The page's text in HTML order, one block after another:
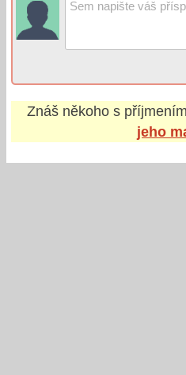
Znáš někoho s příjmením
jeho